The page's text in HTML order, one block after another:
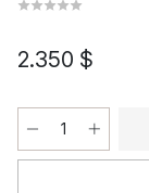
2.350 $